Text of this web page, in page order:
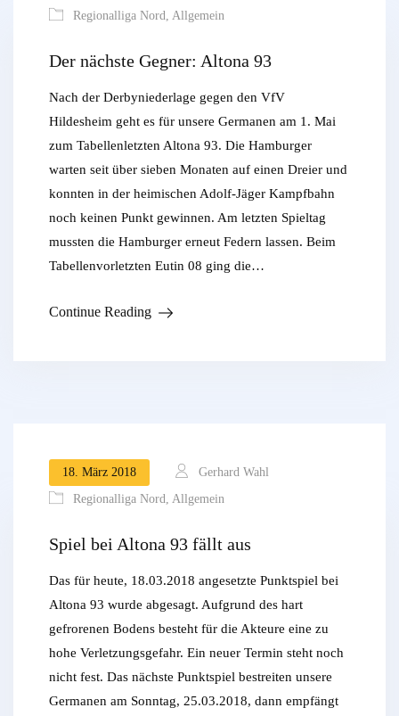
Regionalliga Nord, Allgemein
Der nächste Gegner: Altona 93
Nach der Derbyniederlage gegen den VfV
Hildesheim geht es für unsere Germanen am 1. Mai
zum Tabellenletzten Altona 93. Die Hamburger
warten seit über sieben Monaten auf einen Dreier und
konnten in der heimischen Adolf-Jäger Kampfbahn
noch keinen Punkt gewinnen. Am letzten Spieltag
mussten die Hamburger erneut Federn lassen. Beim
Tabellenvorletzten Eutin 08 ging die…
Continue Reading
18. März 2018
Gerhard Wahl
Regionalliga Nord, Allgemein
Spiel bei Altona 93 fällt aus
Das für heute, 18.03.2018 angesetzte Punktspiel bei
Altona 93 wurde abgesagt. Aufgrund des hart
gefrorenen Bodens besteht für die Akteure eine zu
hohe Verletzungsgefahr. Ein neuer Termin steht noch
nicht fest. Das nächste Punktspiel bestreiten unsere
Germanen am Sonntag, 25.03.2018, dann empfängt